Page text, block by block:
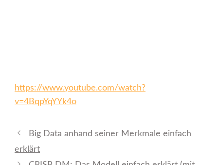
https://www.youtube.com/watch?
v=4BqpYqYYk4o
Big Data anhand seiner Merkmale einfach
erklärt